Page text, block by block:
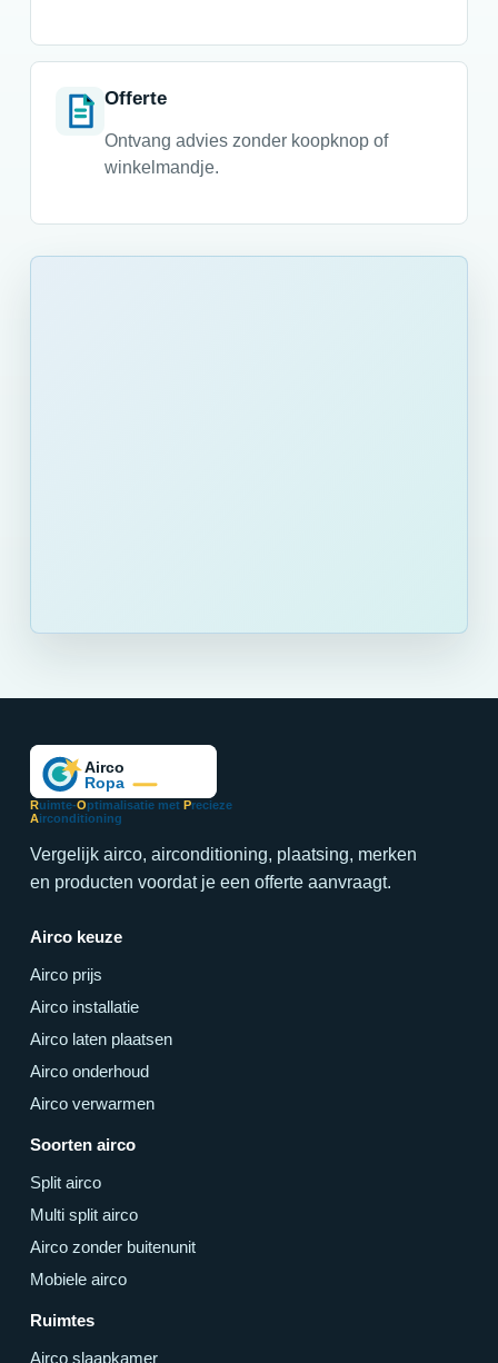
Offerte
Ontvang advies zonder koopknop of
winkelmandje.
Ruimte-Optimalisatie met Precieze
Airconditioning
Vergelijk airco, airconditioning, plaatsing, merken
en producten voordat je een offerte aanvraagt.
Airco keuze
Airco prijs
Airco installatie
Airco laten plaatsen
Airco onderhoud
Airco verwarmen
Soorten airco
Split airco
Multi split airco
Airco zonder buitenunit
Mobiele airco
Ruimtes
Airco slaapkamer